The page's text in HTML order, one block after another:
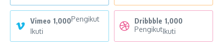
Vimeo 1,000Pengikut
Ikuti
Dribbble 1,000
PengikutIkuti